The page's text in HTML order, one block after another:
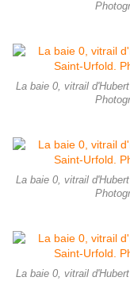
La baie 0, vitrail
La baie 0, vitrail
La baie 0, vitrail